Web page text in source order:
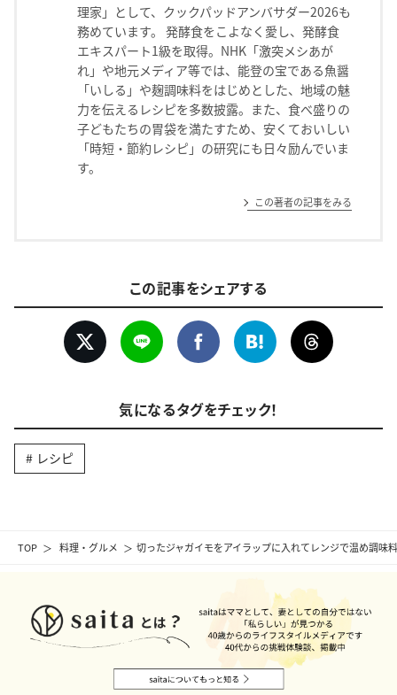
TOP 料理・グルメ 切ったジャガイモをアイラップに入れてレンジで温め調味
理家」として、クックパッドアンバサダー2026も
務めています。 発酵食をこよなく愛し、発酵食
エキスパート1級を取得。NHK「激突メシあが
れ」や地元メディア等では、能登の宝である魚醤
「いしる」や麹調味料をはじめとした、地域の魅
力を伝えるレシピを多数披露。また、食べ盛りの
子どもたちの胃袋を満たすため、安くておいしい
「時短・節約レシピ」の研究にも日々励んでいま
す。
この著者の記事をみる
この記事をシェアする
気になるタグをチェック！
レシピ